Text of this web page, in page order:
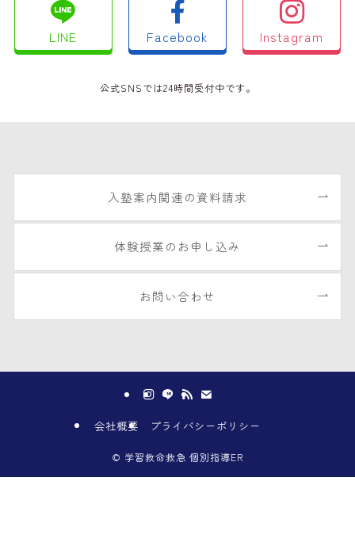
LINE Facebook Instagram
公式SNSでは24時間受付中です。
入塾案内関連の資料請求
体験授業のお申し込み
お問い合わせ
会社概要 プライバシーポリシー
© 学習救命救急 個別指導ER